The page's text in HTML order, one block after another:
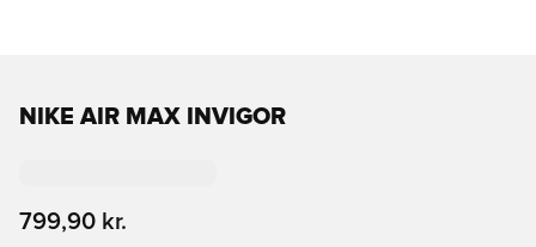
NIKE AIR MAX INVIGOR
799,90 kr.